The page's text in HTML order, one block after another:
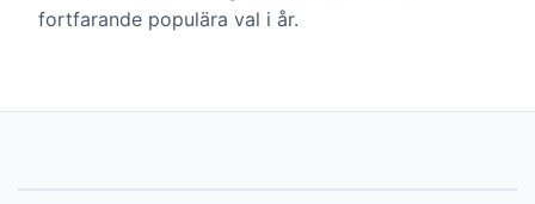
fortfarande populära val i år.